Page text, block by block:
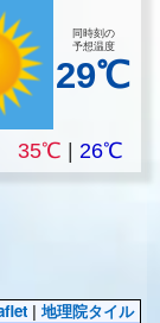
同時刻の
予想温度
29℃
35℃ |26℃
| 地理院タイル